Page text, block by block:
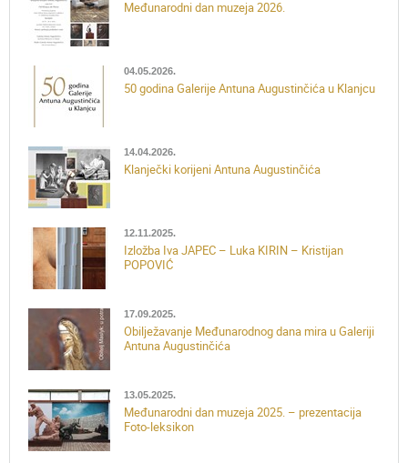
Međunarodni dan muzeja 2026.
04.05.2026.
50 godina Galerije Antuna Augustinčića u Klanjcu
14.04.2026.
Klanječki korijeni Antuna Augustinčića
12.11.2025.
Izložba Iva JAPEC – Luka KIRIN – Kristijan
POPOVIĆ
17.09.2025.
Obilježavanje Međunarodnog dana mira u Galeriji
Antuna Augustinčića
13.05.2025.
Međunarodni dan muzeja 2025. – prezentacija
Foto-leksikon